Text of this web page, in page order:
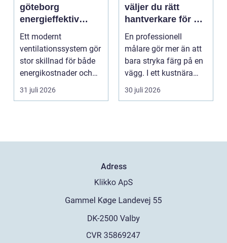
göteborg
energieffektiv
lösning för ett
bättre
inomhusklimat
Ett modernt
ventilationssystem gör
stor skillnad för både
energikostnader och
välmående. I en stad
s...
31 juli 2026
väljer du rätt
hantverkare för ett
hållbart resultat
En professionell
målare gör mer än att
bara stryka färg på en
vägg. I ett kustnära
område som Kalmar...
30 juli 2026
Adress